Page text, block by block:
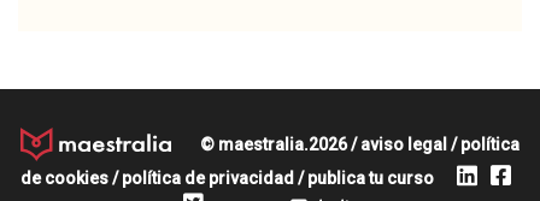
© maestralia.2026 /aviso legal /política
de cookies/política de privacidad /publica tu curso